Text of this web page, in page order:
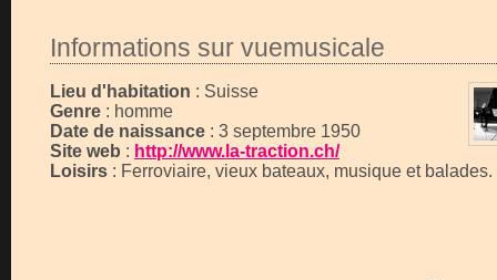
Informations sur vuemusicale
Lieu d'habitation : Suisse
Genre : homme
Date de naissance : 3 septembre 1950
Site web : http://www.la-traction.ch/
Loisirs : Ferroviaire, vieux bateaux, musique et balades.